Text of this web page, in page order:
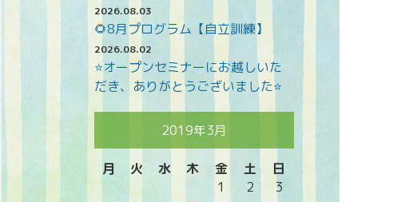
2026.08.03
🌻8月プログラム【自立訓練】
2026.08.02
⭐オープンセミナーにお越しいた
だき、ありがとうございました⭐
2019年3月
月 火 水 木 金 土 日
1 2
3